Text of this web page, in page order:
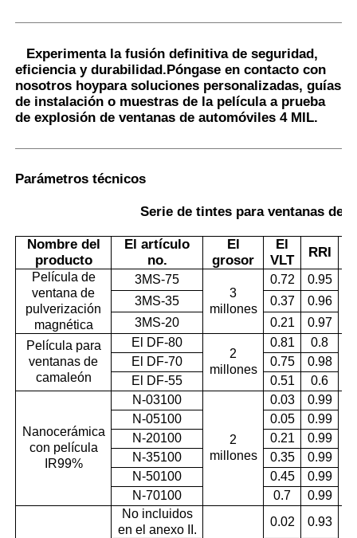
Experimenta la fusión definitiva de seguridad,
eficiencia y durabilidad.Póngase en contacto con
nosotros hoypara soluciones personalizadas, guías
de instalación o muestras de la película a prueba
de explosión de ventanas de automóviles 4 MIL.
Parámetros técnicos
Serie de tintes para ventanas de
Nombre del
producto
El artículo
no.
El
grosor
El
VLT
RRI
Película de
ventana de
pulverización
magnética
3MS-75
3
millones
0.72
0.95
3MS-35
0.37
0.96
3MS-20
0.21
0.97
Película para
ventanas de
camaleón
El DF-80
2
millones
0.81
0.8
El DF-70
0.75
0.98
El DF-55
0.51 0.6
Nanocerámica
con película
IR99%
N-03100
2
millones
0.03
0.99
N-05100
0.05
0.99
N-20100
0.21
0.99
N-35100
0.35
0.99
N-50100
0.45
0.99
N-70100
0.7 0.99
No incluidos
en el anexo II.
0.02
0.93